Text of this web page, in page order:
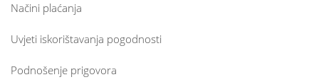
Načini plaćanja
Uvjeti iskorištavanja pogodnosti
Podnošenje prigovora